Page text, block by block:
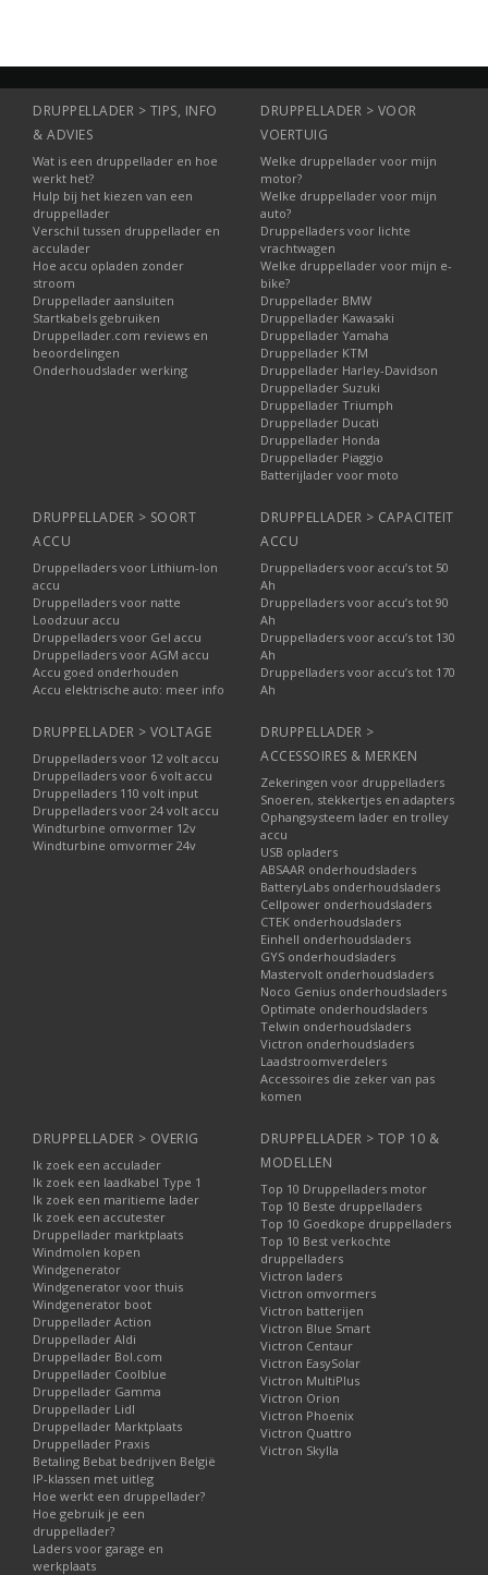
DRUPPELLADER > TIPS, INFO
& ADVIES
Wat is een druppellader en hoe
werkt het?
Hulp bij het kiezen van een
druppellader
Verschil tussen druppellader en
acculader
Hoe accu opladen zonder
stroom
Druppellader aansluiten
Startkabels gebruiken
Druppellader.com reviews en
beoordelingen
Onderhoudslader werking
DRUPPELLADER > VOOR
VOERTUIG
Welke druppellader voor mijn
motor?
Welke druppellader voor mijn
auto?
Druppelladers voor lichte
vrachtwagen
Welke druppellader voor mijn e-
bike?
Druppellader BMW
Druppellader Kawasaki
Druppellader Yamaha
Druppellader KTM
Druppellader Harley-Davidson
Druppellader Suzuki
Druppellader Triumph
Druppellader Ducati
Druppellader Honda
Druppellader Piaggio
Batterijlader voor moto
DRUPPELLADER > SOORT
ACCU
Druppelladers voor Lithium-Ion
accu
Druppelladers voor natte
Loodzuur accu
Druppelladers voor Gel accu
Druppelladers voor AGM accu
Accu goed onderhouden
Accu elektrische auto: meer info
DRUPPELLADER > CAPACITEIT
ACCU
Druppelladers voor accu’s tot 50
Ah
Druppelladers voor accu’s tot 90
Ah
Druppelladers voor accu’s tot 130
Ah
Druppelladers voor accu’s tot 170
Ah
DRUPPELLADER > VOLTAGE
Druppelladers voor 12 volt accu
Druppelladers voor 6 volt accu
Druppelladers 110 volt input
Druppelladers voor 24 volt accu
Windturbine omvormer 12v
Windturbine omvormer 24v
DRUPPELLADER >
ACCESSOIRES & MERKEN
Zekeringen voor druppelladers
Snoeren, stekkertjes en adapters
Ophangsysteem lader en trolley
accu
USB opladers
ABSAAR onderhoudsladers
BatteryLabs onderhoudsladers
Cellpower onderhoudsladers
CTEK onderhoudsladers
Einhell onderhoudsladers
GYS onderhoudsladers
Mastervolt onderhoudsladers
Noco Genius onderhoudsladers
Optimate onderhoudsladers
Telwin onderhoudsladers
Victron onderhoudsladers
Laadstroomverdelers
Accessoires die zeker van pas
komen
DRUPPELLADER > OVERIG
Ik zoek een acculader
Ik zoek een laadkabel Type 1
Ik zoek een maritieme lader
Ik zoek een accutester
Druppellader marktplaats
Windmolen kopen
Windgenerator
Windgenerator voor thuis
Windgenerator boot
Druppellader Action
Druppellader Aldi
Druppellader Bol.com
Druppellader Coolblue
Druppellader Gamma
Druppellader Lidl
Druppellader Marktplaats
Druppellader Praxis
Betaling Bebat bedrijven België
IP-klassen met uitleg
Hoe werkt een druppellader?
Hoe gebruik je een
druppellader?
Laders voor garage en
werkplaats
DRUPPELLADER > TOP 10 &
MODELLEN
Top 10 Druppelladers motor
Top 10 Beste druppelladers
Top 10 Goedkope druppelladers
Top 10 Best verkochte
druppelladers
Victron laders
Victron omvormers
Victron batterijen
Victron Blue Smart
Victron Centaur
Victron EasySolar
Victron MultiPlus
Victron Orion
Victron Phoenix
Victron Quattro
Victron Skylla